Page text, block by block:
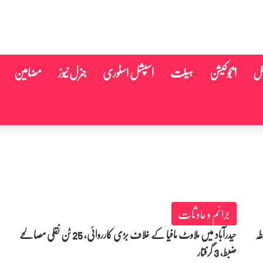
ایجوکیشن ہیلت اسپشل اسٹوری جنرل نیوز مضامین
جرائم و حادثات
حیدرآباد میں ملاوٹ مافیا کے خلاف بڑی کارروائی، 25 ٹن نقلی مصالحے
ضبط، 3 گرفتار